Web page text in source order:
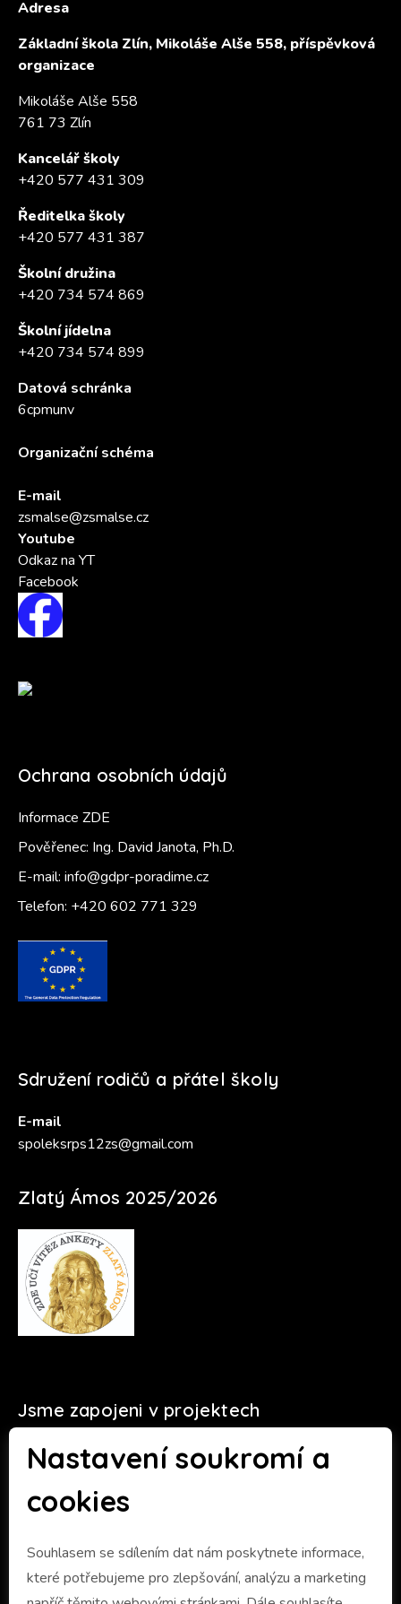
Nastavení soukromí a
cookies
Souhlasem se sdílením dat nám poskytnete informace,
které potřebujeme pro zlepšování, analýzu a marketing
Adresa
Základní škola Zlín, Mikoláše Alše 558, příspěvková
organizace
Mikoláše Alše 558
761 73 Zlín
Kancelář školy
+420 577 431 309
Ředitelka školy
+420 577 431 387
Školní družina
+420 734 574 869
Školní jídelna
+420 734 574 899
Datová schránka
6cpmunv
Organizační schéma
E-mail
zsmalse@zsmalse.cz
Youtube
Odkaz na YT
Facebook
Ochrana osobních údajů
Informace ZDE
Pověřenec: Ing. David Janota, Ph.D.
E-mail: info@gdpr-poradime.cz
Telefon: +420 602 771 329
Sdružení rodičů a přátel školy
E-mail
spoleksrps12zs@gmail.com
Zlatý Ámos 2025/2026
Jsme zapojeni v projektech